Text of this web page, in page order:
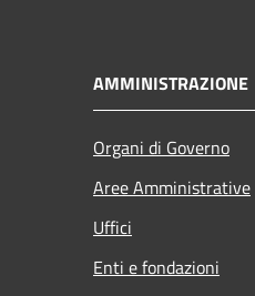
AMMINISTRAZIONE
Organi di Governo
Aree Amministrative
Uffici
Enti e fondazioni